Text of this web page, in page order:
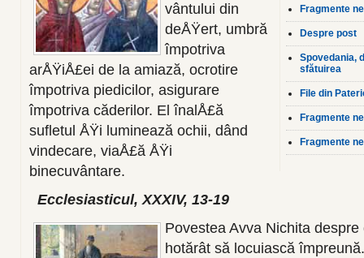
Fragmente
Despre post
Spovedania,
sfătuirea
File din
Fragmente
Fragmente
vântului din
deÅŸert, umbră
împotriva
arÅŸiÅ£ei de la amiază, ocrotire
împotriva piedicilor, asigurare
împotriva căderilor. El înalÅ£ă
sufletul ÅŸi luminează ochii, dând
vindecare, viaÅ£ă ÅŸi
binecuvântare.
Ecclesiasticul, XXXIV, 13-19
Povestea Avva Nichita
hotărât să locuiască